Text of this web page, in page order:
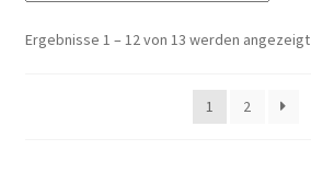
Ergebnisse 1 – 12 von 13 werden angezeigt
1 2